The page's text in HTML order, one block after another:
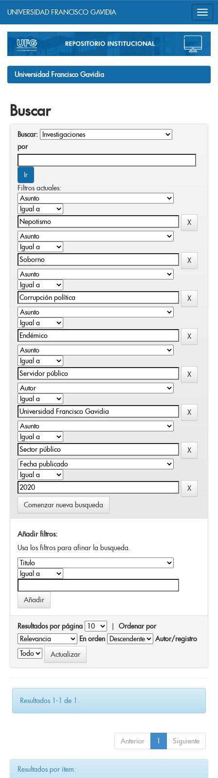
navigation
UNIVERSIDAD FRANCISCO GAVIDIA
Universidad Francisco Gavidia
Buscar
Buscar:
por
Filtros actuales:
Comenzar nueva busqueda
Añadir filtros:
Usa los filtros para afinar la busqueda.
Resultados por página | Ordenar por
En orden
Autor/registro
Resultados 1-1 de 1.
Anterior 1 Siguiente
Resultados por ítem: